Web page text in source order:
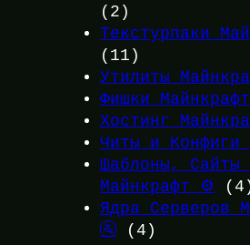
(2)
Текстурпаки
(11)
Утилиты
Фишки
Хостинг
Читы и Конфиги
Шаблоны, Сайты
Майнкрафт ⚙️
Ядра Серверов
🚰 (4)